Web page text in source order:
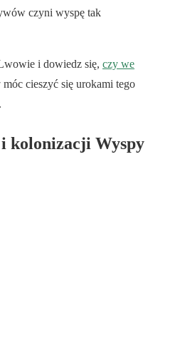
czyni wyspę tak
i dowiedz się, czy we
móc cieszyć się urokami tego
kolonizacji Wyspy